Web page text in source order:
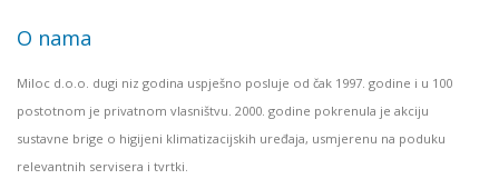
O nama
Miloc d.o.o. dugi niz godina uspješno posluje od čak 1997. godine i u 100
postotnom je privatnom vlasništvu. 2000. godine pokrenula je akciju
sustavne brige o higijeni klimatizacijskih uređaja, usmjerenu na poduku
relevantnih servisera i tvrtki.